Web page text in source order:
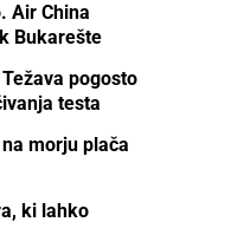
Air China
Bukarešte
pogosto
testa
morju plača
ki lahko